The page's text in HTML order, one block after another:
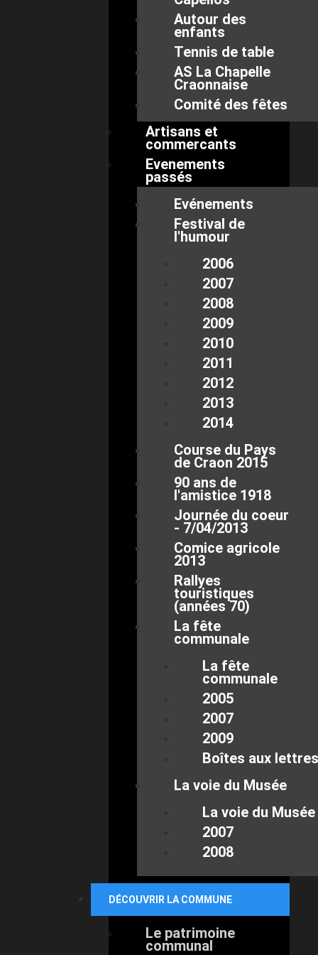
Autour des
enfants
Tennis de table
AS La Chapelle
Craonnaise
Comité des fêtes
Artisans et
commercants
Evenements
passés
Evénements
Festival de
l'humour
2006
2007
2008
2009
2010
2011
2012
2013
2014
Course du Pays
de Craon 2015
90 ans de
l'amistice 1918
Journée du coeur
- 7/04/2013
Comice agricole
2013
Rallyes
touristiques
(années 70)
La fête
communale
La fête
communale
2005
2007
2009
Boîtes aux lettres
La voie du Musée
La voie du Musée
2007
2008
DÉCOUVRIR LA COMMUNE
Le patrimoine
communal